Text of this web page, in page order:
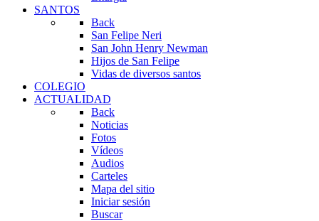
SANTOS
Back
San Felipe Neri
San John Henry Newman
Hijos de San Felipe
Vidas de diversos santos
COLEGIO
ACTUALIDAD
Back
Noticias
Fotos
Vídeos
Audios
Carteles
Mapa del sitio
Iniciar sesión
Buscar